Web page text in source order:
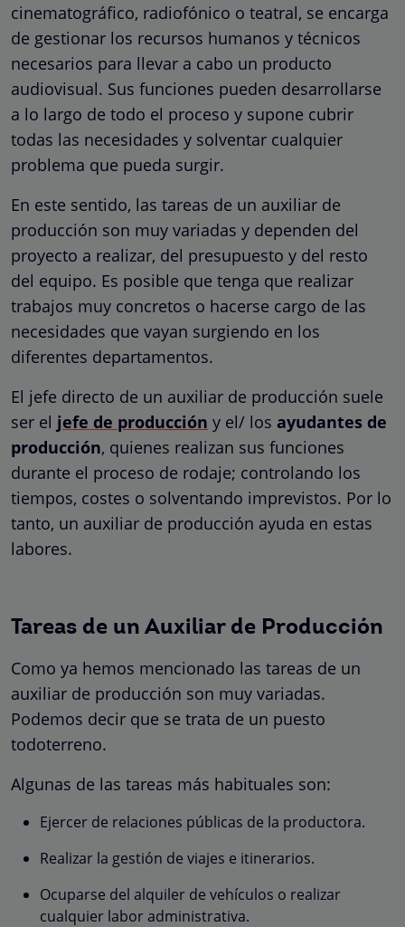
cinematográfico, radiofónico o teatral, se encarga
de gestionar los recursos humanos y técnicos
necesarios para llevar a cabo un producto
audiovisual. Sus funciones pueden desarrollarse
a lo largo de todo el proceso y supone cubrir
todas las necesidades y solventar cualquier
problema que pueda surgir.
En este sentido, las tareas de un auxiliar de
producción son muy variadas y dependen del
proyecto a realizar, del presupuesto y del resto
del equipo. Es posible que tenga que realizar
trabajos muy concretos o hacerse cargo de las
necesidades que vayan surgiendo en los
diferentes departamentos.
El jefe directo de un auxiliar de producción suele
ser el jefe de producción y el/ los ayudantes de
producción, quienes realizan sus funciones
durante el proceso de rodaje; controlando los
tiempos, costes o solventando imprevistos. Por lo
tanto, un auxiliar de producción ayuda en estas
labores.
Tareas de un Auxiliar de Producción
Como ya hemos mencionado las tareas de un
auxiliar de producción son muy variadas.
Podemos decir que se trata de un puesto
todoterreno.
Algunas de las tareas más habituales son:
Ejercer de relaciones públicas de la productora.
Realizar la gestión de viajes e itinerarios.
Ocuparse del alquiler de vehículos o realizar
cualquier labor administrativa.